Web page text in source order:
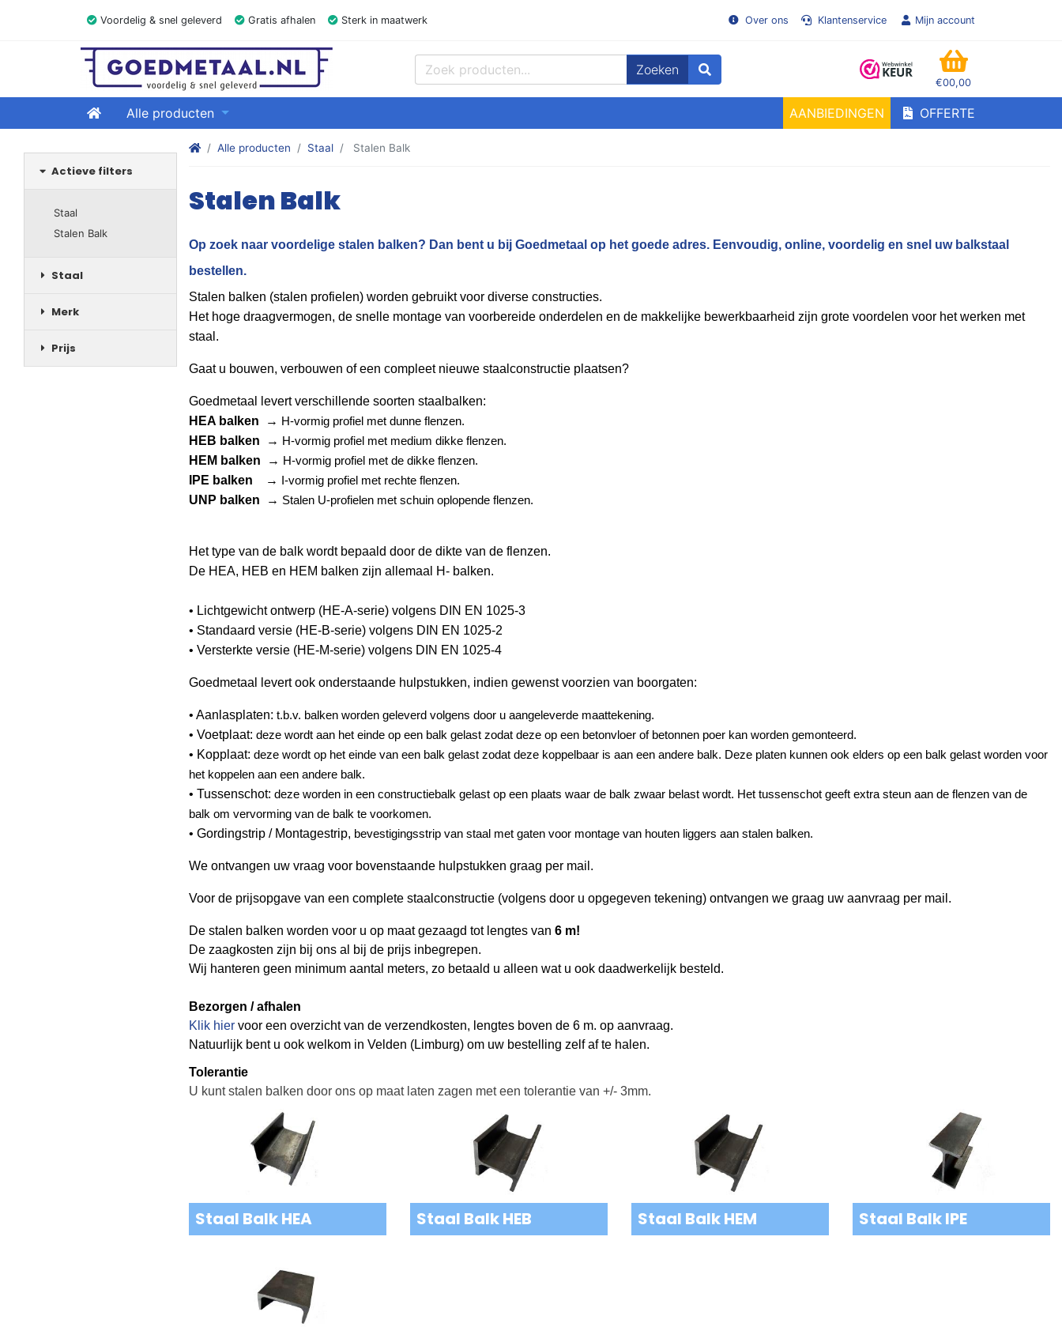
Voordelig & snel geleverd Gratis afhalen Sterk in maatwerk Over ons Klantenservice Mijn account
GOEDMETAAL.NL
Zoeken
€00,00
WINKELMANDJE
HomeAlle producten AANBIEDINGEN OFFERTE
Actieve filters
Staal
Stalen Balk
Staal
Merk
Prijs
Stalen kokers, hoekstaal, Balk, Buizen Plat, Strippen, Plaat en meer! Goedmetaal voor de beste prijzen!
Alle producten Staal Stalen Balk
Stalen Balk
Op zoek naar voordelige stalen balken? Dan bent u bij Goedmetaal op het goede adres. Eenvoudig, online, voordelig en snel uw balkstaal
bestellen.
Stalen balken (stalen profielen) worden gebruikt voor diverse constructies.
Het hoge draagvermogen, de snelle montage van voorbereide onderdelen en de makkelijke bewerkbaarheid zijn grote voordelen voor het werken met
staal.
Gaat u bouwen, verbouwen of een compleet nieuwe staalconstructie plaatsen?
Goedmetaal levert verschillende soorten staalbalken:
HEA balken → H-vormig profiel met dunne flenzen.
HEB balken → H-vormig profiel met medium dikke flenzen.
HEM balken → H-vormig profiel met de dikke flenzen.
IPE balken → I-vormig profiel met rechte flenzen.
UNP balken → Stalen U-profielen met schuin oplopende flenzen.
Het type van de balk wordt bepaald door de dikte van de flenzen.
De HEA, HEB en HEM balken zijn allemaal H- balken.
• Lichtgewicht ontwerp (HE-A-serie) volgens DIN EN 1025-3
• Standaard versie (HE-B-serie) volgens DIN EN 1025-2
• Versterkte versie (HE-M-serie) volgens DIN EN 1025-4
Goedmetaal levert ook onderstaande hulpstukken, indien gewenst voorzien van boorgaten:
• Aanlasplaten: t.b.v. balken worden geleverd volgens door u aangeleverde maattekening.
• Voetplaat: deze wordt aan het einde op een balk gelast zodat deze op een betonvloer of betonnen poer kan worden gemonteerd.
• Kopplaat: deze wordt op het einde van een balk gelast zodat deze koppelbaar is aan een andere balk. Deze platen kunnen ook elders op een balk gelast worden voor
het koppelen aan een andere balk.
• Tussenschot: deze worden in een constructiebalk gelast op een plaats waar de balk zwaar belast wordt. Het tussenschot geeft extra steun aan de flenzen van de
balk om vervorming van de balk te voorkomen.
• Gordingstrip / Montagestrip, bevestigingsstrip van staal met gaten voor montage van houten liggers aan stalen balken.
We ontvangen uw vraag voor bovenstaande hulpstukken graag per mail.
Voor de prijsopgave van een complete staalconstructie (volgens door u opgegeven tekening) ontvangen we graag uw aanvraag per mail.
De stalen balken worden voor u op maat gezaagd tot lengtes van 6 m!
De zaagkosten zijn bij ons al bij de prijs inbegrepen.
Wij hanteren geen minimum aantal meters, zo betaald u alleen wat u ook daadwerkelijk besteld.
Bezorgen / afhalen
Klik hier voor een overzicht van de verzendkosten, lengtes boven de 6 m. op aanvraag.
Natuurlijk bent u ook welkom in Velden (Limburg) om uw bestelling zelf af te halen.
Tolerantie
U kunt stalen balken door ons op maat laten zagen met een tolerantie van +/- 3mm.
Staal Balk HEA Staal Balk HEB Staal Balk HEM Staal Balk IPE